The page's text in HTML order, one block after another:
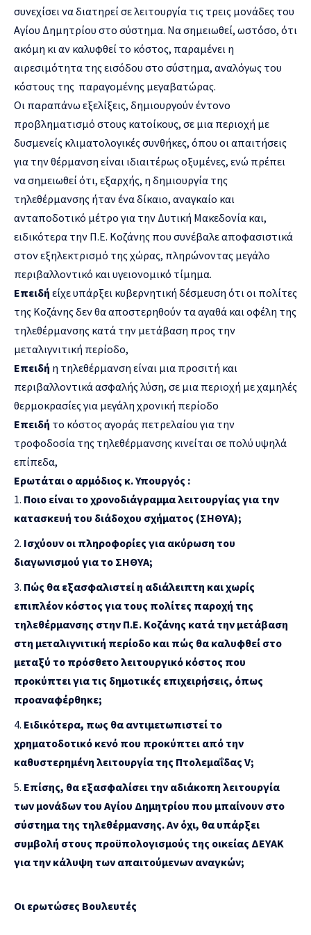
συνεχίσει να διατηρεί σε λειτουργία τις τρεις μονάδες του
Αγίου Δημητρίου στο σύστημα. Να σημειωθεί, ωστόσο, ότι
ακόμη κι αν καλυφθεί το κόστος, παραμένει η
αιρεσιμότητα της εισόδου στο σύστημα, αναλόγως του
κόστους της παραγομένης μεγαβατώρας.
Οι παραπάνω εξελίξεις, δημιουργούν έντονο
προβληματισμό στους κατοίκους, σε μια περιοχή με
δυσμενείς κλιματολογικές συνθήκες, όπου οι απαιτήσεις
για την θέρμανση είναι ιδιαιτέρως οξυμένες, ενώ πρέπει
να σημειωθεί ότι, εξαρχής, η δημιουργία της
τηλεθέρμανσης ήταν ένα δίκαιο, αναγκαίο και
ανταποδοτικό μέτρο για την Δυτική Μακεδονία και,
ειδικότερα την Π.Ε. Κοζάνης που συνέβαλε αποφασιστικά
στον εξηλεκτρισμό της χώρας, πληρώνοντας μεγάλο
περιβαλλοντικό και υγειονομικό τίμημα.
Επειδή είχε υπάρξει κυβερνητική δέσμευση ότι οι πολίτες
της Κοζάνης δεν θα αποστερηθούν τα αγαθά και οφέλη της
τηλεθέρμανσης κατά την μετάβαση προς την
μεταλιγνιτική περίοδο,
Επειδή η τηλεθέρμανση είναι μια προσιτή και
περιβαλλοντικά ασφαλής λύση, σε μια περιοχή με χαμηλές
θερμοκρασίες για μεγάλη χρονική περίοδο
Επειδή το κόστος αγοράς πετρελαίου για την
τροφοδοσία της τηλεθέρμανσης κινείται σε πολύ υψηλά
επίπεδα,
Ερωτάται ο αρμόδιος κ. Υπουργός :
Ποιο είναι το χρονοδιάγραμμα λειτουργίας για την
κατασκευή του διάδοχου σχήματος (ΣΗΘΥΑ);
Ισχύουν οι πληροφορίες για ακύρωση του
διαγωνισμού για το ΣΗΘΥΑ;
Πώς θα εξασφαλιστεί η αδιάλειπτη και χωρίς
επιπλέον κόστος για τους πολίτες παροχή της
τηλεθέρμανσης στην Π.Ε. Κοζάνης κατά την μετάβαση
στη μεταλιγνιτική περίοδο και πώς θα καλυφθεί στο
μεταξύ το πρόσθετο λειτουργικό κόστος που
προκύπτει για τις δημοτικές επιχειρήσεις, όπως
προαναφέρθηκε;
Ειδικότερα, πως θα αντιμετωπιστεί το
χρηματοδοτικό κενό που προκύπτει από την
καθυστερημένη λειτουργία της Πτολεμαΐδας V;
Επίσης, θα εξασφαλίσει την αδιάκοπη λειτουργία
των μονάδων του Αγίου Δημητρίου που μπαίνουν στο
σύστημα της τηλεθέρμανσης. Αν όχι, θα υπάρξει
συμβολή στους προϋπολογισμούς της οικείας ΔΕΥΑΚ
για την κάλυψη των απαιτούμενων αναγκών;
Οι ερωτώσες Βουλευτές